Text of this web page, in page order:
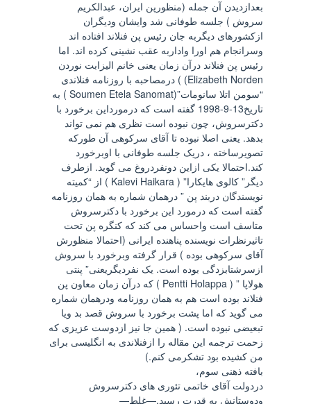
بعدازدیدن آن جمله (منظورپن ایران، عبدالکریم
سروش ) جلسه طوفانی شد وایشان ودیگران
ازکشورهای دیگربه جان رئیس پن فنلاند افتاده اند
وسرانجام هم اورا واداربه عقب نشینی کرده اند. اما
رئیس پن فنلاند درآن زمان یعنی خانم الیزابت نوردن
Elizabeth Norden) ) درمصاحبه با روزنامه فنلاندی
“سومن اتلا سانومات”(Soumen Etela Sanomat ) به
تاریخ13-9-1998 گفته است که درمورداین برخورد با
دکترسروش، چون نبوده است نظری هم نمی تواند
بدهد. یعنی اصلا نبوده تا آقای سرکوهی آن طورکه
تصویرساخته ، دریک جلسه طوفانی با اوبرخورد
کند.احتمالا یکی ازاین دونفردروغ می گوید. ازطرف
دیگر” کالوی هایکارا” ( Kalevi Haikara ) از “کمیته
نویسندگان دربند پن ” درهمان شماره به همان روزنامه
گفته است که درمورد این برخورد با دکترسروش
متاسف است واحساس می کند که کنگره پن تحت
تاثیرنظرات نویسنده پناهنده ایرانی (احتمالا منظورش
آقای سرکوهی بوده ) قرار گرفته وبرخورد با سروش
ازسرشتابزدگی بوده است. یک نفردیگریعنی” پنتی
هولاپا ” ( Pentti Holappa ) که درآن زمان معاون پن
فنلاند بوده است هم به همان روزنامه ودرهمان شماره
می گوید که اما پشت برخورد با سروش قصد بد ویا
تبعیضی نبوده است. ( همین جا نیز ازدوست عزیزی که
زحمت ترجمه این مقاله را ازفنلاندی به انگلیسی برای
من کشیده بود تشکرمی کنم.)
بافته ذهنی سوم،
دردولت آقای خاتمی تئوری های دکترسروش
ودوستانش به قدرت رسید.—غلط—